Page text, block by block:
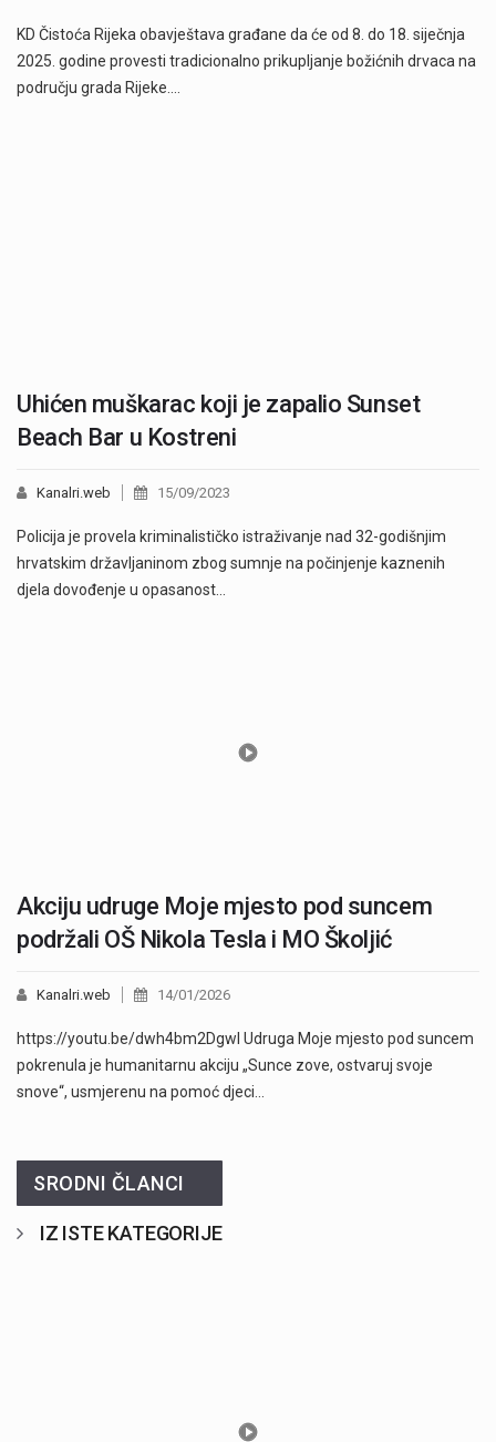
KD Čistoća Rijeka obavještava građane da će od 8. do 18. siječnja
2025. godine provesti tradicionalno prikupljanje božićnih drvaca na
području grada Rijeke.…
Uhićen muškarac koji je zapalio Sunset
Beach Bar u Kostreni
Kanalri.web 15/09/2023
Policija je provela kriminalističko istraživanje nad 32-godišnjim
hrvatskim državljaninom zbog sumnje na počinjenje kaznenih
djela dovođenje u opasanost…
Akciju udruge Moje mjesto pod suncem
podržali OŠ Nikola Tesla i MO Školjić
Kanalri.web 14/01/2026
https://youtu.be/dwh4bm2DgwI Udruga Moje mjesto pod suncem
pokrenula je humanitarnu akciju „Sunce zove, ostvaruj svoje
snove“, usmjerenu na pomoć djeci…
SRODNI ČLANCI
IZ ISTE KATEGORIJE